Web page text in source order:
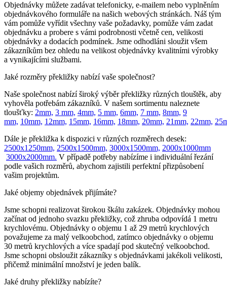
Objednávky můžete zadávat telefonicky, e-mailem nebo vyplněním
objednávkového formuláře na našich webových stránkách. Náš tým
vám pomůže vyřídit všechny vaše požadavky, pomůže vám zadat
objednávku a probere s vámi podrobnosti včetně cen, velikosti
objednávky a dodacích podmínek. Jsme odhodláni sloužit všem
zákazníkům bez ohledu na velikost objednávky kvalitními výrobky
a vynikajícími službami.
Jaké rozměry překližky nabízí vaše společnost?
Naše společnost nabízí široký výběr překližky různých tlouštěk, aby
vyhověla potřebám zákazníků. V našem sortimentu naleznete
tloušťky: 2mm, 3 mm, 4mm, 5 mm, 6mm, 7 mm, 8mm, 9
mm, 10mm, 12mm, 15mm, 16mm, 18mm, 20mm, 21mm, 22mm,
Dále je překližka k dispozici v různých rozměrech desek:
2500x1250mm, 2500x1500mm, 3000x1500mm, 2000x1000mm
3000x2000mm. V případě potřeby nabízíme i individuální řezání
podle vašich rozměrů, abychom zajistili perfektní přizpůsobení
vašim projektům.
Jaké objemy objednávek přijímáte?
Jsme schopni realizovat širokou škálu zakázek. Objednávky mohou
začínat od jednoho svazku překližky, což zhruba odpovídá 1 metru
krychlovému. Objednávky o objemu 1 až 29 metrů krychlových
považujeme za malý velkoobchod, zatímco objednávky o objemu
30 metrů krychlových a více spadají pod skutečný velkoobchod.
Jsme schopni obsloužit zákazníky s objednávkami jakékoli velikosti,
přičemž minimální množství je jeden balík.
Jaké druhy překližky nabízíte?